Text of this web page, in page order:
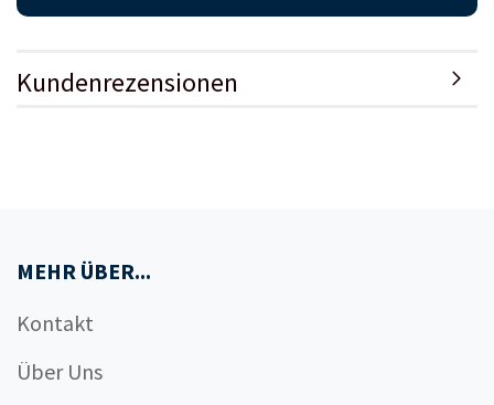
Kundenrezensionen
MEHR ÜBER...
Kontakt
Über Uns